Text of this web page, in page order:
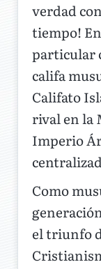
verdad
tiempo!
particular
califa
Califato
rival en la
Imperio
Como
el triunfo